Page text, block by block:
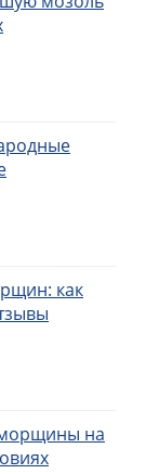
как
морщины на